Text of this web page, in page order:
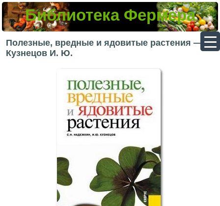
Библиотека Фермера
Полезные, вредные и ядовитые растения —
Кузнецов И. Ю.